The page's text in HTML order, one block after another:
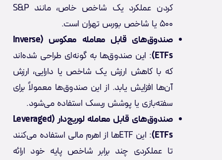
کردن عملکرد یک شاخص خاص، مانند S&P
500 یا شاخص بورس تهران است.
صندوق‌های قابل معامله معکوس (Inverse
ETFs) : این صندوق‌ها به گونه‌ای طراحی شده‌اند
که با کاهش ارزش یک شاخص یا دارایی، ارزش
آن‌ها افزایش یابد. از این صندوق‌ها معمولاً برای
سفته‌بازی یا پوشش ریسک استفاده می‌شود.
صندوق‌های قابل معامله لوریج‌دار (Leveraged
ETFs)
: این ETF‌ها از اهرم مالی استفاده می‌کنند
تا عملکردی چند برابر شاخص پایه خود ارائه